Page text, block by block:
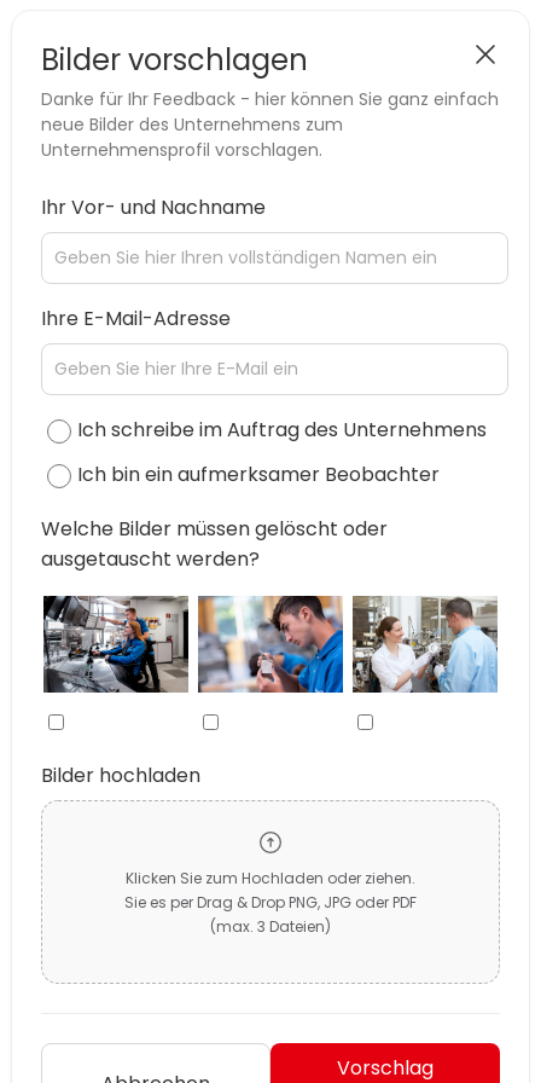
Bilder vorschlagen
Danke für Ihr Feedback - hier können Sie ganz einfach
neue Bilder des Unternehmens zum
Unternehmensprofil vorschlagen.
Ihr Vor- und Nachname
Ihre E-Mail-Adresse
Ich schreibe im Auftrag des Unternehmens
Ich bin ein aufmerksamer Beobachter
Welche Bilder müssen gelöscht oder
ausgetauscht werden?
Bilder hochladen
Klicken Sie zum Hochladen oder ziehen.
Sie es per Drag & Drop PNG, JPG oder PDF
(max. 3 Dateien)
Vorschlag